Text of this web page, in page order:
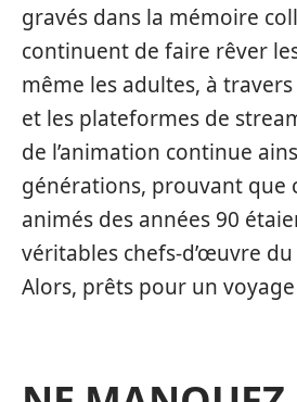
gravés dans la mémoire
continuent de faire rêver
même les adultes, à
et les plateformes de
de l’animation continue
générations, prouvant que
animés des années 90
véritables chefs-d’œuvre
Alors, prêts pour un